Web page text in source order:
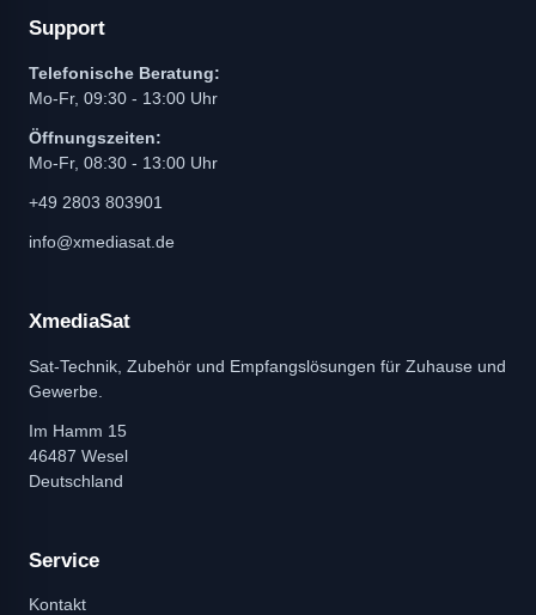
Support
Telefonische Beratung:
Mo-Fr, 09:30 - 13:00 Uhr
Öffnungszeiten:
Mo-Fr, 08:30 - 13:00 Uhr
+49 2803 803901
info@xmediasat.de
XmediaSat
Sat-Technik, Zubehör und Empfangslösungen für Zuhause und
Gewerbe.
Im Hamm 15
46487 Wesel
Deutschland
Service
Kontakt